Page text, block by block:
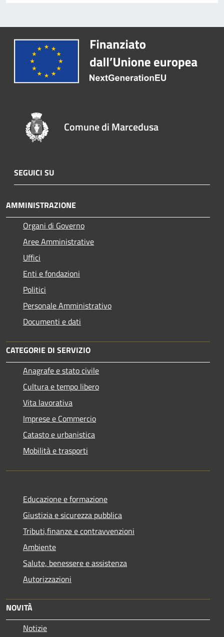
Comune di Marcedusa
SEGUICI SU
AMMINISTRAZIONE
Organi di Governo
Aree Amministrative
Uffici
Enti e fondazioni
Politici
Personale Amministrativo
Documenti e dati
CATEGORIE DI SERVIZIO
Anagrafe e stato civile
Cultura e tempo libero
Vita lavorativa
Imprese e Commercio
Catasto e urbanistica
Mobilità e trasporti
Educazione e formazione
Giustizia e sicurezza pubblica
Tributi,finanze e contravvenzioni
Ambiente
Salute, benessere e assistenza
Autorizzazioni
NOVITÀ
Notizie